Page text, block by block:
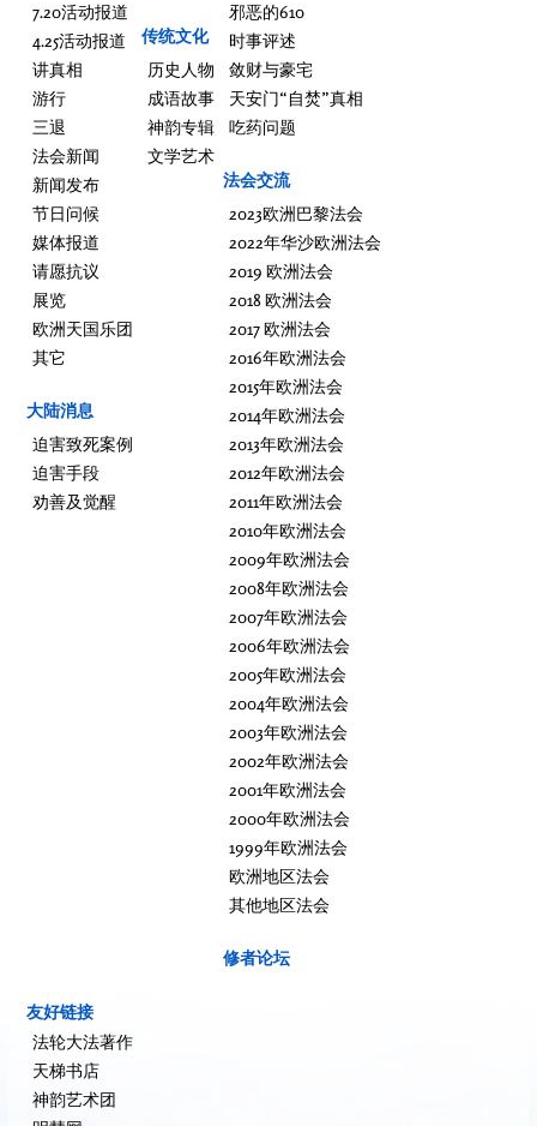
7.20活动报道
4.25活动报道
讲真相
游行
三退
法会新闻
新闻发布
节日问候
媒体报道
请愿抗议
展览
欧洲天国乐团
其它
大陆消息
迫害致死案例
迫害手段
劝善及觉醒
传统文化
历史人物
成语故事
神韵专辑
文学艺术
邪恶的610
时事评述
敛财与豪宅
天安门“自焚”真相
吃药问题
法会交流
2023欧洲巴黎法会
2022年华沙欧洲法会
2019 欧洲法会
2018 欧洲法会
2017 欧洲法会
2016年欧洲法会
2015年欧洲法会
2014年欧洲法会
2013年欧洲法会
2012年欧洲法会
2011年欧洲法会
2010年欧洲法会
2009年欧洲法会
2008年欧洲法会
2007年欧洲法会
2006年欧洲法会
2005年欧洲法会
2004年欧洲法会
2003年欧洲法会
2002年欧洲法会
2001年欧洲法会
2000年欧洲法会
1999年欧洲法会
欧洲地区法会
其他地区法会
修者论坛
友好链接
法轮大法著作
天梯书店
神韵艺术团